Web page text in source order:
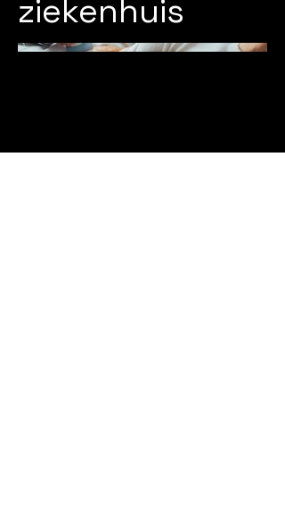
ziekenhuis